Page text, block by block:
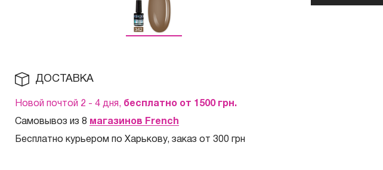
ДОСТАВКА
Новой почтой 2 - 4 дня, бесплатно от 1500 грн.
Самовывоз из 8 магазинов French
Бесплатно курьером по Харькову, заказ от 300 грн